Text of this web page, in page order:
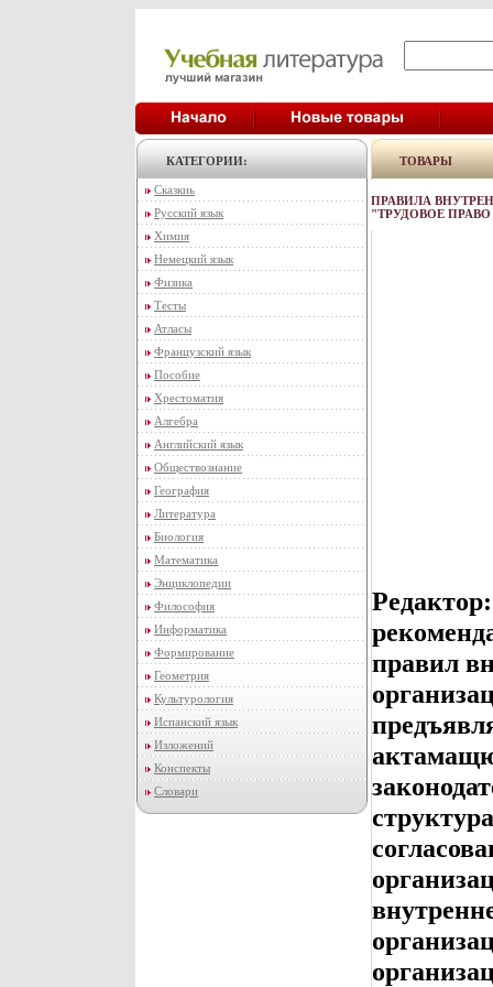
КАТЕГОРИИ:
Сказкиь
Русский язык
Химия
Немецкий язык
Физика
Тесты
Атласы
Французский язык
Пособие
Хрестоматия
Алгебра
Английский язык
Обществознание
География
Литература
Биология
Математика
Энциклопедии
Философия
Информатика
Формирование
Геометрия
Культурология
Испанский язык
Изложений
Конспекты
Словари
ТОВАРЫ
ПРАВИЛА
"ТРУДОВОЕ
правил